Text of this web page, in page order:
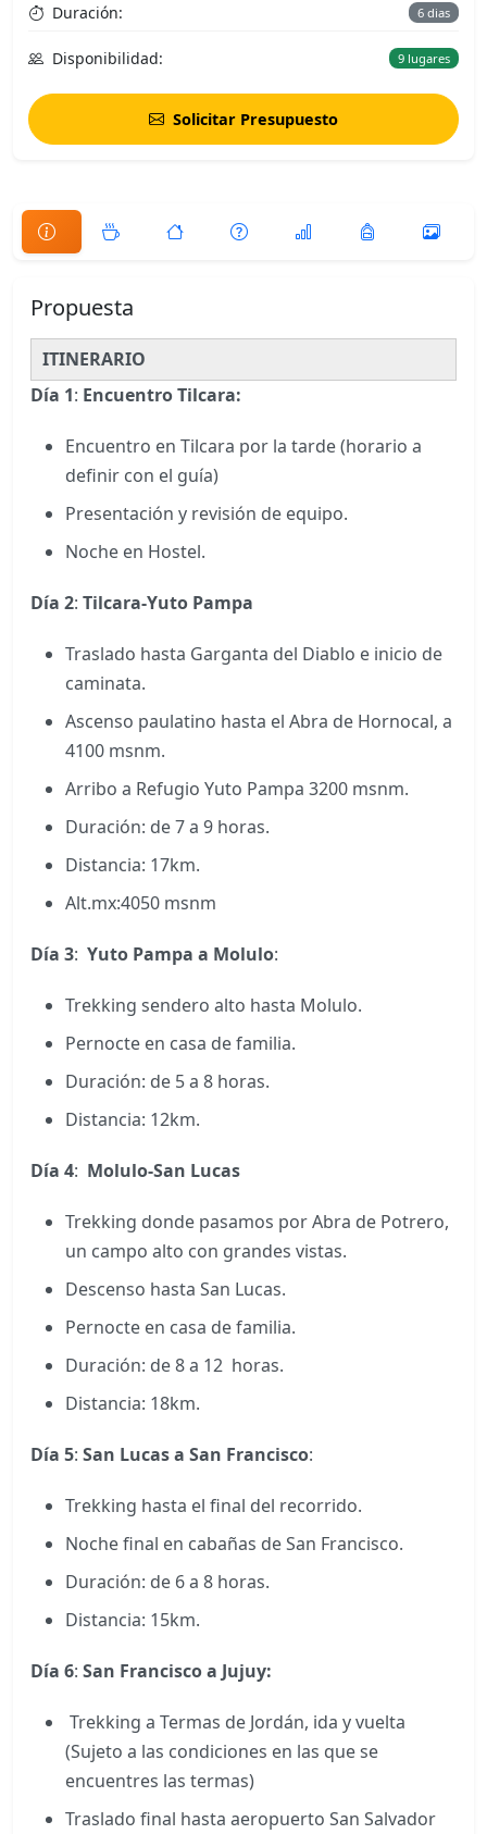
Duración: 6 dias
Disponibilidad: 9 lugares
Solicitar Presupuesto
Propuesta
ITINERARIO
Día 1: Encuentro Tilcara:
Encuentro en Tilcara por la tarde (horario a
definir con el guía)
Presentación y revisión de equipo.
Noche en Hostel.
Día 2: Tilcara-Yuto Pampa
Traslado hasta Garganta del Diablo e inicio de
caminata.
Ascenso paulatino hasta el Abra de Hornocal, a
4100 msnm.
Arribo a Refugio Yuto Pampa 3200 msnm.
Duración: de 7 a 9 horas.
Distancia: 17km.
Alt.mx:4050 msnm
Día 3: Yuto Pampa a Molulo:
Trekking sendero alto hasta Molulo.
Pernocte en casa de familia.
Duración: de 5 a 8 horas.
Distancia: 12km.
Día 4: Molulo-San Lucas
Trekking donde pasamos por Abra de Potrero,
un campo alto con grandes vistas.
Descenso hasta San Lucas.
Pernocte en casa de familia.
Duración: de 8 a 12 horas.
Distancia: 18km.
Día 5: San Lucas a San Francisco:
Trekking hasta el final del recorrido.
Noche final en cabañas de San Francisco.
Duración: de 6 a 8 horas.
Distancia: 15km.
Día 6: San Francisco a Jujuy:
Trekking a Termas de Jordán, ida y vuelta
(Sujeto a las condiciones en las que se
encuentres las termas)
Traslado final hasta aeropuerto San Salvador